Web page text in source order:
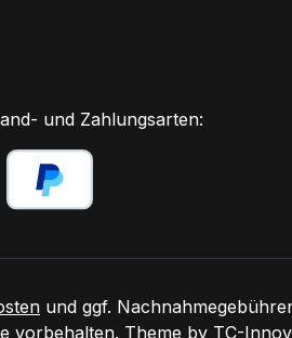
und Zahlungsarten:
und ggf.
vorbehalten. Theme by TC-